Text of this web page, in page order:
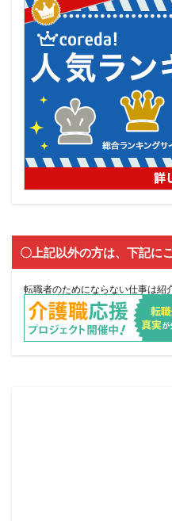
〇上記以外の方は、下記に
転職者のためにならない仕事は紹